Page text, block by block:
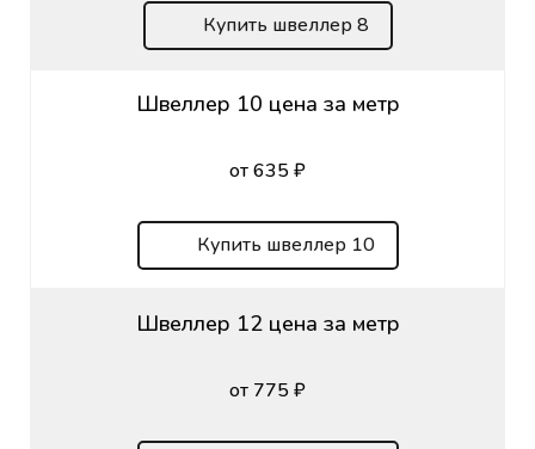
Купить швеллер 8
Швеллер 10 цена за метр
от 635 ₽
Купить швеллер 10
Швеллер 12 цена за метр
от 775 ₽